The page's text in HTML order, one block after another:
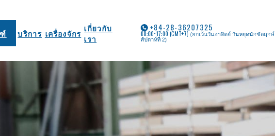
บริการ เครื่องจักร เกี่ยวกับ
เรา
+84-28-36207325
08:00~17:00 (GMT+7) (ยกเว้นวันอาทิตย์ วันหยุดนักขัตฤกษ์
สัปดาห์ที่ 2)